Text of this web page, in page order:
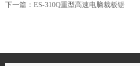
下一篇：ES-310Q重型高速电脑裁板锯